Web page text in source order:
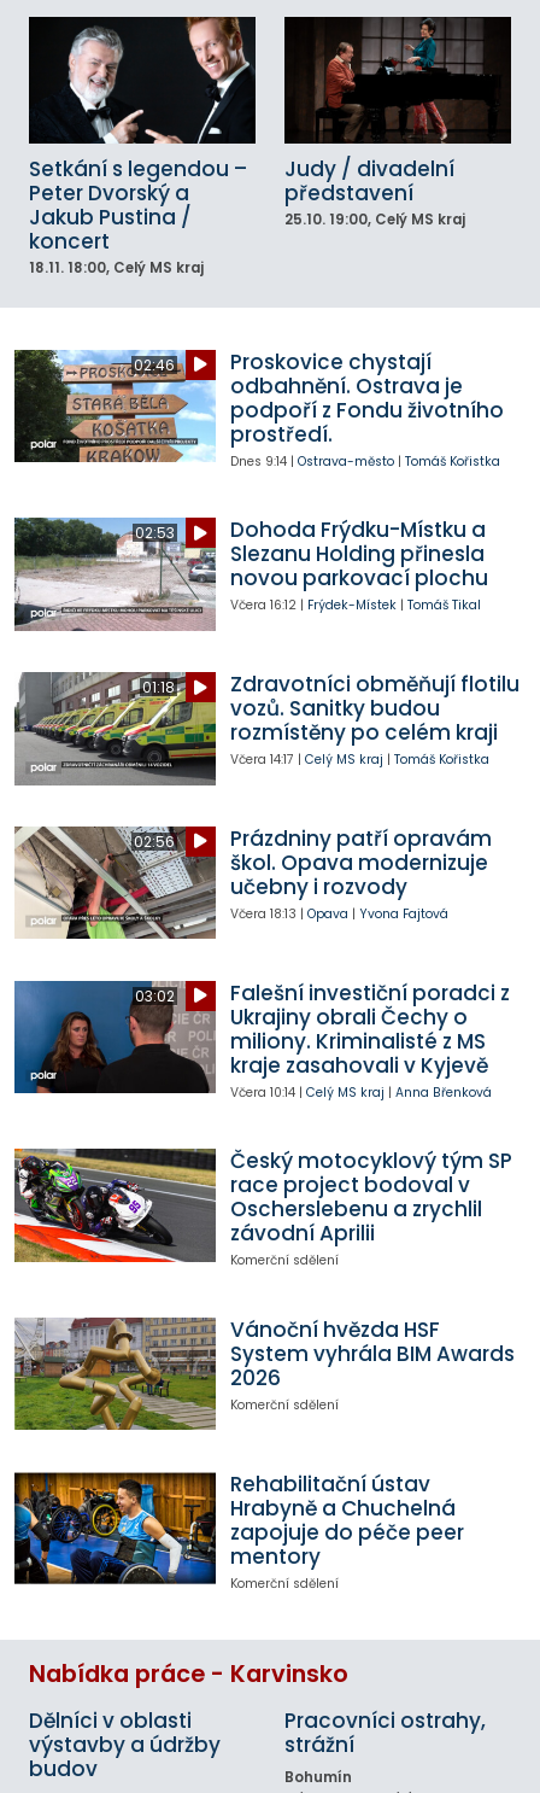
Setkání s legendou –
Peter Dvorský a
Jakub Pustina /
koncert
18.11. 18:00, Celý MS kraj
Judy / divadelní
představení
25.10. 19:00, Celý MS kraj
02:46
Proskovice chystají
odbahnění. Ostrava je
podpoří z Fondu životního
prostředí.
Dnes 9:14| Ostrava-město| Tomáš Kořistka
02:53
Dohoda Frýdku-Místku a
Slezanu Holding přinesla
novou parkovací plochu
Včera 16:12| Frýdek-Místek| Tomáš Tikal
01:18
Zdravotníci obměňují flotilu
vozů. Sanitky budou
rozmístěny po celém kraji
Včera 14:17 | Celý MS kraj | Tomáš Kořistka
02:56
Prázdniny patří opravám
škol. Opava modernizuje
učebny i rozvody
Včera 18:13 | Opava | Yvona Fajtová
03:02
Falešní investiční poradci z
Ukrajiny obrali Čechy o
miliony. Kriminalisté z MS
kraje zasahovali v Kyjevě
Včera 10:14| Celý MS kraj | Anna Břenková
Český motocyklový tým SP
race project bodoval v
Oscherslebenu a zrychlil
závodní Aprilii
Komerční sdělení
Vánoční hvězda HSF
System vyhrála BIM Awards
2026
Komerční sdělení
Rehabilitační ústav
Hrabyně a Chuchelná
zapojuje do péče peer
mentory
Komerční sdělení
Nabídka práce - Karvinsko
Dělníci v oblasti
výstavby a údržby
budov
Pracovníci ostrahy,
strážní
Bohumín